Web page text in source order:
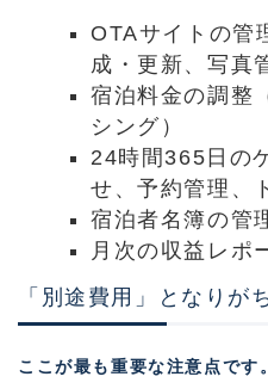
OTAサイトの管
成・更新、写真
宿泊料金の調整
シング）
24時間365日の
せ、予約管理、
宿泊者名簿の管
月次の収益レポ
「別途費用」となりが
ここが最も重要な注意点です。